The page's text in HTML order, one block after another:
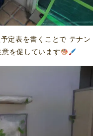
定表を書くことで テナン
を促しています